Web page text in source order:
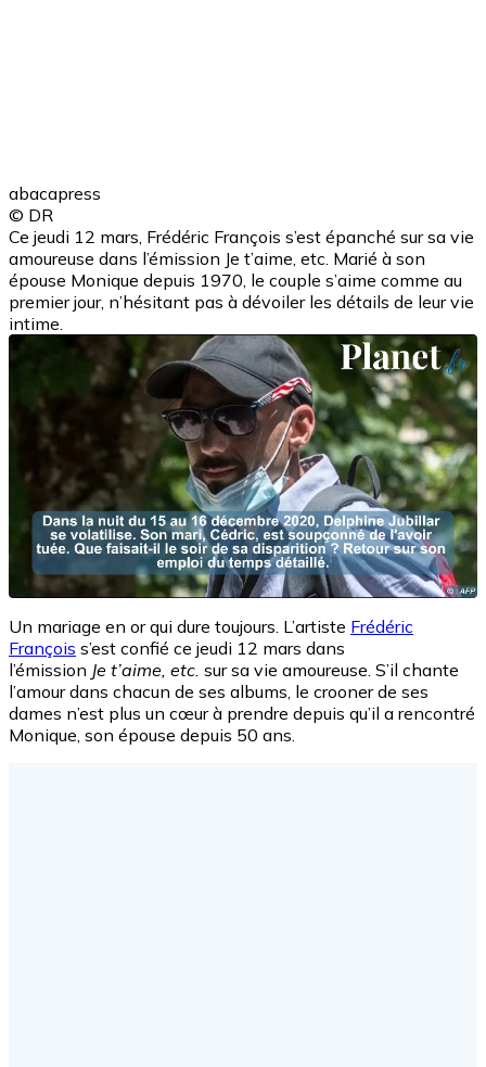
abacapress
© DR
Ce jeudi 12 mars, Frédéric François s’est épanché sur sa vie
amoureuse dans l’émission Je t’aime, etc. Marié à son
épouse Monique depuis 1970, le couple s’aime comme au
premier jour, n’hésitant pas à dévoiler les détails de leur vie
intime.
Un mariage en or qui dure toujours. L’artiste Frédéric
François s’est confié ce jeudi 12 mars dans
l’émission Je t’aime, etc. sur sa vie amoureuse. S’il chante
l’amour dans chacun de ses albums, le crooner de ses
dames n’est plus un cœur à prendre depuis qu’il a rencontré
Monique, son épouse depuis 50 ans.